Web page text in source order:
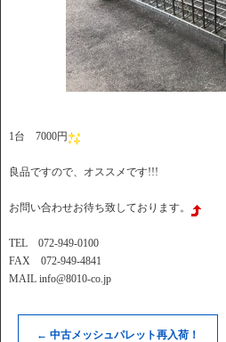
1台 7000円
良品ですので、オススメです!!!
お問い合わせお待ち致しております。
TEL 072-949-0100
FAX 072-949-4841
MAIL info@8010-co.jp
← 中古メッシュパレット再入荷！